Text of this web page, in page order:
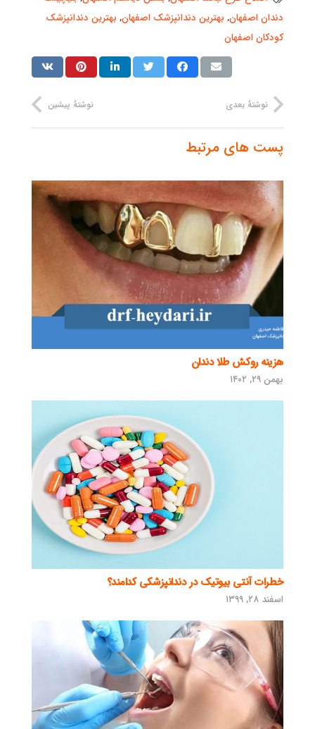
دندان اصفهان, بهترین دندانپزشک اصفهان, بهترین دندانپزشک
کودکان اصفهان
نوشتهٔ پیشین نوشتهٔ بعدی
پست های مرتبط
هزینه روکش طلا دندان
بهمن ۲۹, ۱۴۰۲
خطرات آنتی بیوتیک در دندانپزشکی کدامند؟
اسفند ۲۸, ۱۳۹۹